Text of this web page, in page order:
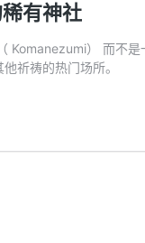
有神社
Komanezumi） 而不
祈祷的热门场所。